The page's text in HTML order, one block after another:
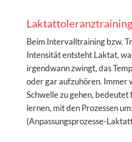
Laktattoleranztraining
Beim Intervalltraining bzw.
Intensität entsteht Laktat,
irgendwann zwingt, das
oder gar aufzuhören. Immer
Schwelle zu gehen,
lernen, mit den Prozessen
(Anpassungsprozesse-